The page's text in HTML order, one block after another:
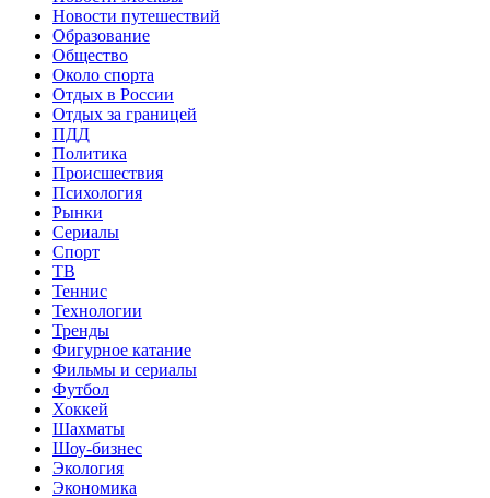
Новости путешествий
Образование
Общество
Около спорта
Отдых в России
Отдых за границей
ПДД
Политика
Происшествия
Психология
Рынки
Сериалы
Спорт
ТВ
Теннис
Технологии
Тренды
Фигурное катание
Фильмы и сериалы
Футбол
Хоккей
Шахматы
Шоу-бизнес
Экология
Экономика